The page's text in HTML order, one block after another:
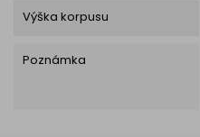
Výška korpusu
Poznámka